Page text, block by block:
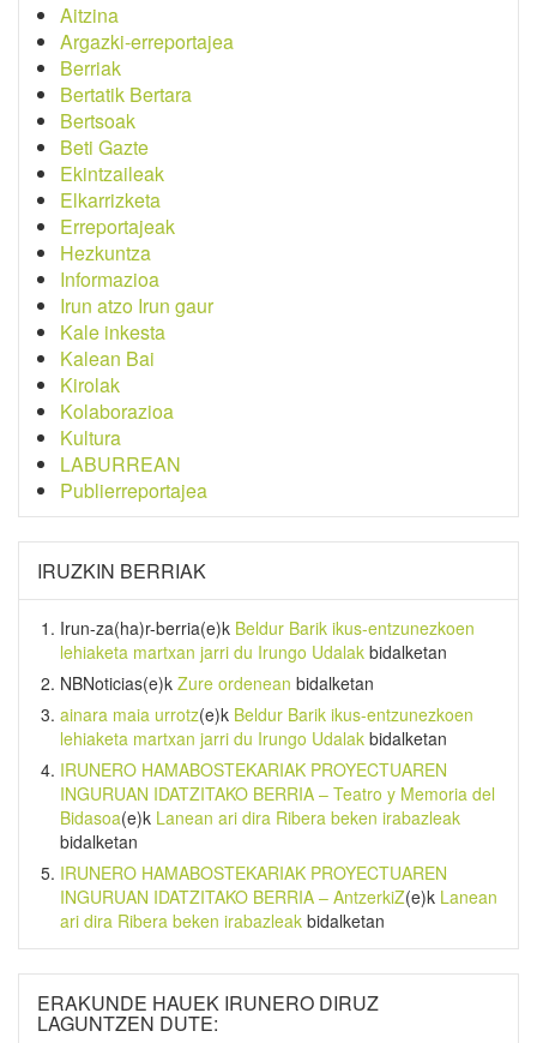
Aitzina
Argazki-erreportajea
Berriak
Bertatik Bertara
Bertsoak
Beti Gazte
Ekintzaileak
Elkarrizketa
Erreportajeak
Hezkuntza
Informazioa
Irun atzo Irun gaur
Kale inkesta
Kalean Bai
Kirolak
Kolaborazioa
Kultura
LABURREAN
Publierreportajea
IRUZKIN BERRIAK
Irun-za(ha)r-berria(e)k Beldur Barik ikus-entzunezkoen
lehiaketa martxan jarri du Irungo Udalak bidalketan
NBNoticias(e)k Zure ordenean bidalketan
ainara maia urrotz(e)k Beldur Barik ikus-entzunezkoen
lehiaketa martxan jarri du Irungo Udalak bidalketan
IRUNERO HAMABOSTEKARIAK PROYECTUAREN
INGURUAN IDATZITAKO BERRIA – Teatro y Memoria del
Bidasoa(e)k Lanean ari dira Ribera beken irabazleak
bidalketan
IRUNERO HAMABOSTEKARIAK PROYECTUAREN
INGURUAN IDATZITAKO BERRIA – AntzerkiZ(e)k Lanean
ari dira Ribera beken irabazleak bidalketan
ERAKUNDE HAUEK IRUNERO DIRUZ
LAGUNTZEN DUTE: